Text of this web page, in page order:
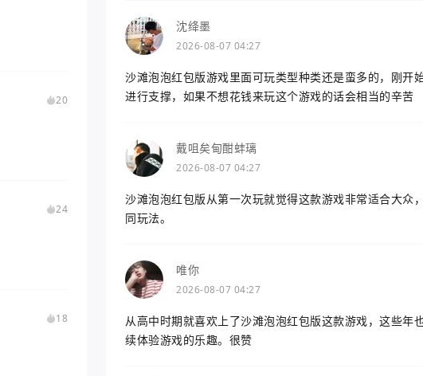
20
24
18
沈绛墨
2026-08-07 04:27
沙滩泡泡红包版游戏里面可玩类型种类还是蛮多的，刚开
进行支撑，如果不想花钱来玩这个游戏的话会相当的辛苦
戴咀矣甸酣蚌璃
2026-08-07 04:27
沙滩泡泡红包版从第一次玩就觉得这款游戏非常适合大
同玩法。
唯你
2026-08-07 04:27
从高中时期就喜欢上了沙滩泡泡红包版这款游戏，这些
续体验游戏的乐趣。很赞